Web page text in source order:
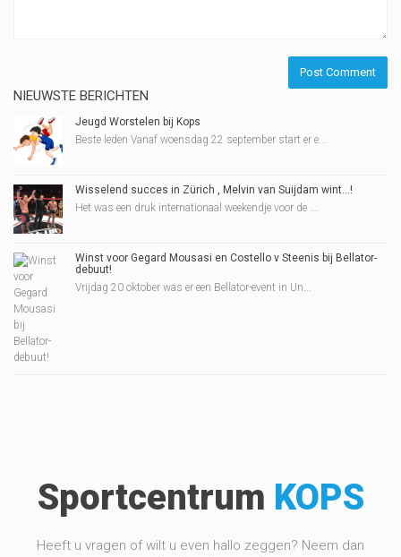
NIEUWSTE BERICHTEN
Jeugd Worstelen bij Kops
Beste leden Vanaf woensdag 22 september start er e...
Wisselend succes in Zürich , Melvin van Suijdam wint…!
Het was een druk internationaal weekendje voor de ...
Winst voor Gegard Mousasi en Costello v Steenis bij Bellator-
debuut!
Vrijdag 20 oktober was er een Bellator-event in Un...
Sportcentrum KOPS
Heeft u vragen of wilt u even hallo zeggen? Neem dan